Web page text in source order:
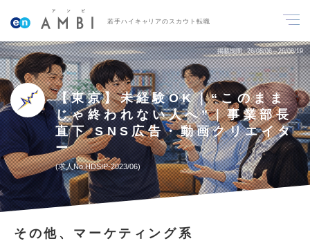
若手ハイキャリアのスカウト転職
掲載期間 26/08/06～26/08/19
【東京】未経験OK｜“このまま
じゃ終われない人へ”｜事業部長
直下 SNS広告・動画クリエイタ
ー
求人No.HDSIP-2023/06
その他、マーケティング系